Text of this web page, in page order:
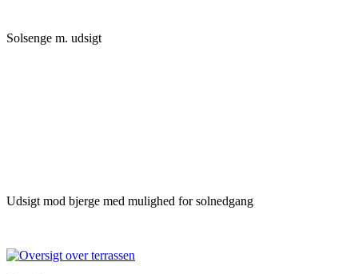
Solsenge m. udsigt
Udsigt mod bjerge med mulighed for solnedgang